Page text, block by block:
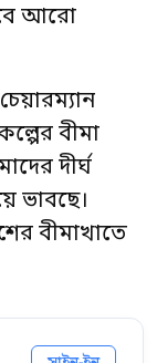
আরো
বীমা
দীর্ঘ
ভাবছে।
বীমাখাতে